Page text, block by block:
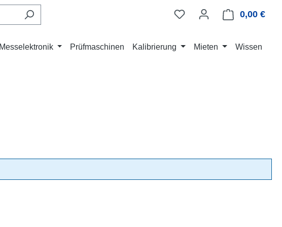
0,00 €
Messelektronik Prüfmaschinen Kalibrierung Mieten Wissen